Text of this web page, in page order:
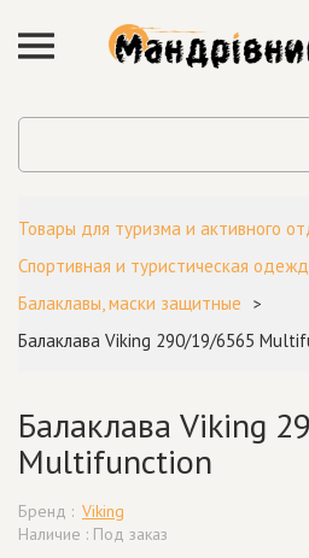
Товары для туризма и активного
Спортивная и туристическая
Балаклавы, маски защитные
Балаклава Viking 290/19/6565
Балаклава Viking
Multifunction
Бренд : Viking
Наличие : Под заказ